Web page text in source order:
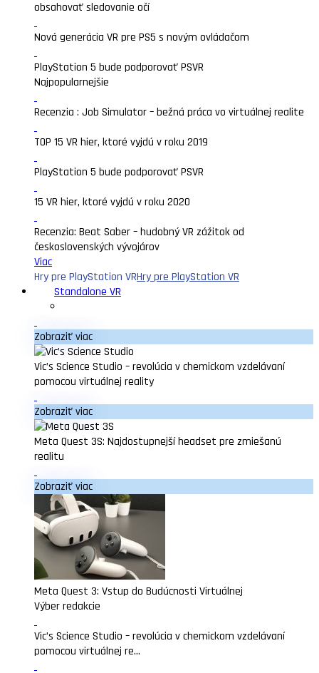
obsahovať sledovanie očí
Nová generácia VR pre PS5 s novým ovládačom
PlayStation 5 bude podporovať PSVR
Najpopularnejšie
Recenzia : Job Simulator – bežná práca vo virtuálnej realite
TOP 15 VR hier, ktoré vyjdú v roku 2019
PlayStation 5 bude podporovať PSVR
15 VR hier, ktoré vyjdú v roku 2020
Recenzia: Beat Saber – hudobný VR zážitok od
československých vývojárov
Viac
Hry pre PlayStation VRHry pre PlayStation VR
Standalone VR
Zobraziť viac
Vic’s Science Studio – revolúcia v chemickom vzdelávaní
pomocou virtuálnej reality
Zobraziť viac
Meta Quest 3S: Najdostupnejší headset pre zmiešanú
realitu
Zobraziť viac
Meta Quest 3: Vstup do Budúcnosti Virtuálnej
Výber redakcie
Vic’s Science Studio – revolúcia v chemickom vzdelávaní
pomocou virtuálnej re...